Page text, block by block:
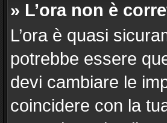
» L’ora non è
L’ora è quasi
potrebbe essere
devi cambiare le
coincidere con la